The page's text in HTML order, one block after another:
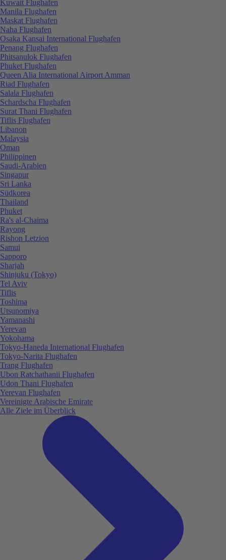
Kuwait Flughafen
Manila Flughafen
Maskat Flughafen
Naha Flughafen
Osaka Kansai International Flughafen
Penang Flughafen
Phitsanulok Flughafen
Phuket Flughafen
Queen Alia International Airport Amman
Riad Flughafen
Salala Flughafen
Schardscha Flughafen
Surat Thani Flughafen
Tiflis Flughafen
Libanon
Malaysia
Oman
Philippinen
Saudi-Arabien
Singapur
Sri Lanka
Südkorea
Thailand
Phuket
Ra's al-Chaima
Rayong
Rishon Letzion
Samui
Sapporo
Sharjah
Shinjuku (Tokyo)
Tel Aviv
Tiflis
Toshima
Utsunomiya
Yamanashi
Yerevan
Yokohama
Tokyo-Haneda International Flughafen
Tokyo-Narita Flughafen
Trang Flughafen
Ubon Ratchathanii Flughafen
Udon Thani Flughafen
Yerevan Flughafen
Vereinigte Arabische Emirate
Alle Ziele im Überblick